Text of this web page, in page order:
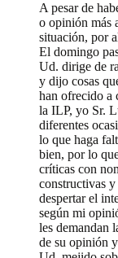
A pesar de
o opinión más
situación, por
El domingo
Ud. dirige de
y dijo cosas
han ofrecido a
la ILP, yo Sr.
diferentes
lo que haga
bien, por lo
críticas con
constructivas
despertar el
según mi
les demandan
de su opinión